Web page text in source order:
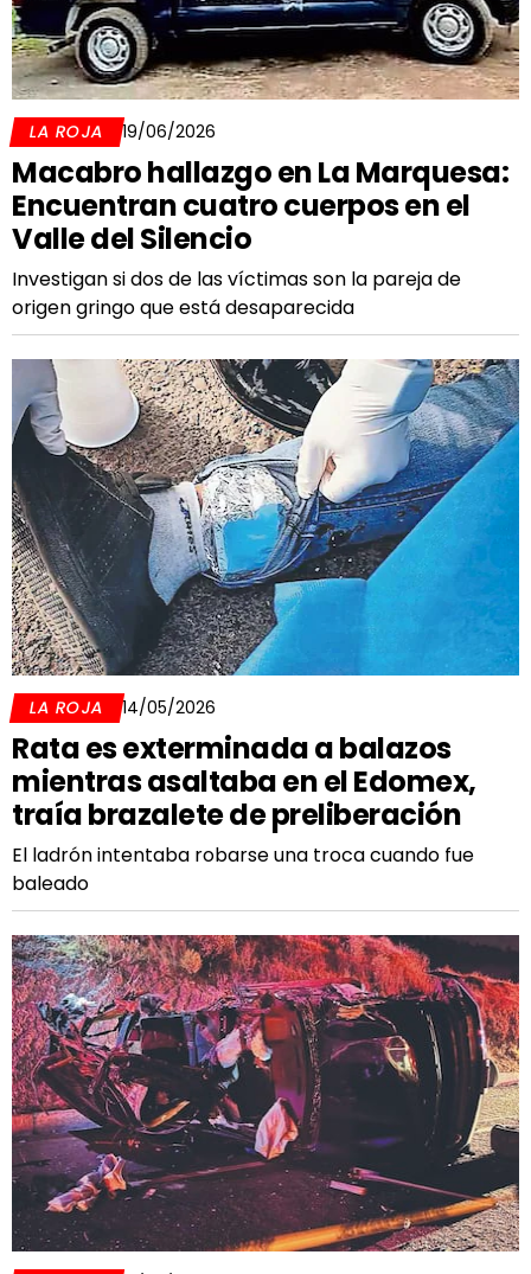
LA ROJA 19/06/2026
Macabro hallazgo en La Marquesa:
Encuentran cuatro cuerpos en el
Valle del Silencio
Investigan si dos de las víctimas son la pareja de
origen gringo que está desaparecida
LA ROJA 14/05/2026
Rata es exterminada a balazos
mientras asaltaba en el Edomex,
traía brazalete de preliberación
El ladrón intentaba robarse una troca cuando fue
baleado